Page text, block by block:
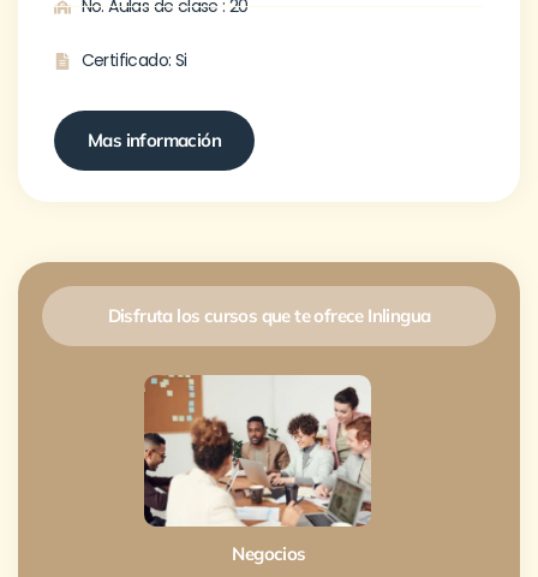
No. Aulas de clase : 20
Certificado: Si
Mas información
Disfruta los cursos que te ofrece Inlingua
Negocios